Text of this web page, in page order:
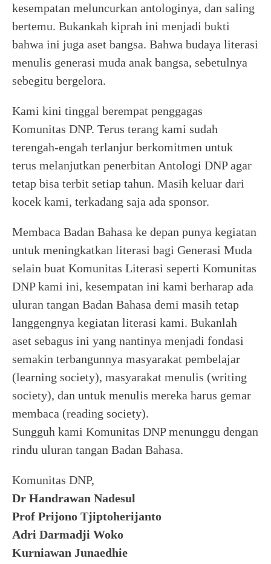
kesempatan meluncurkan antologinya, dan saling
bertemu. Bukankah kiprah ini menjadi bukti
bahwa ini juga aset bangsa. Bahwa budaya literasi
menulis generasi muda anak bangsa, sebetulnya
sebegitu bergelora.
Kami kini tinggal berempat penggagas
Komunitas DNP. Terus terang kami sudah
terengah-engah terlanjur berkomitmen untuk
terus melanjutkan penerbitan Antologi DNP agar
tetap bisa terbit setiap tahun. Masih keluar dari
kocek kami, terkadang saja ada sponsor.
Membaca Badan Bahasa ke depan punya kegiatan
untuk meningkatkan literasi bagi Generasi Muda
selain buat Komunitas Literasi seperti Komunitas
DNP kami ini, kesempatan ini kami berharap ada
uluran tangan Badan Bahasa demi masih tetap
langgengnya kegiatan literasi kami. Bukanlah
aset sebagus ini yang nantinya menjadi fondasi
semakin terbangunnya masyarakat pembelajar
(learning society), masyarakat menulis (writing
society), dan untuk menulis mereka harus gemar
membaca (reading society).
Sungguh kami Komunitas DNP menunggu dengan
rindu uluran tangan Badan Bahasa.
Komunitas DNP,
Dr Handrawan Nadesul
Prof Prijono Tjiptoherijanto
Adri Darmadji Woko
Kurniawan Junaedhie